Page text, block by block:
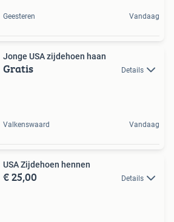
Geesteren Vandaag
Jonge USA zijdehoen haan
Gratis Details
Valkenswaard Vandaag
USA Zijdehoen hennen
€ 25,00 Details